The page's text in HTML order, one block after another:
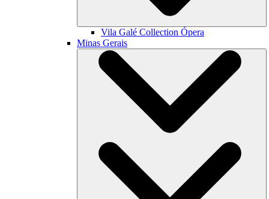
Vila Galé Collection Ópera
Minas Gerais